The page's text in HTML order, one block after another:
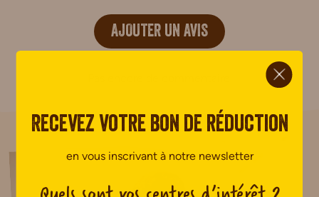
AJOUTER UN AVIS
Recevez votre bon de réduction
en vous inscrivant à notre newsletter